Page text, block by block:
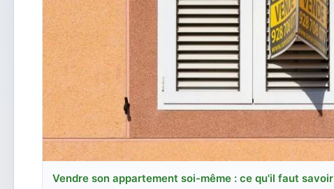
Vendre son appartement soi-même : ce qu'il faut savoir